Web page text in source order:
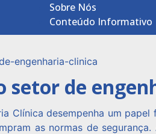
Sobre Nós
Conteúdo Informativo
setor de
Clínica desempenha um
as normas de